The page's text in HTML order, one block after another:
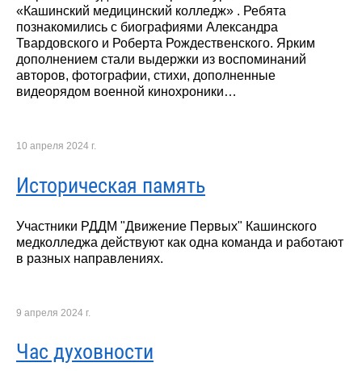
«Кашинский медицинский колледж» . Ребята
познакомились с биографиями Александра
Твардовского и Роберта Рождественского. Ярким
дополнением стали выдержки из воспоминаний
авторов, фотографии, стихи, дополненные
видеорядом военной кинохроники…
10 апреля 2024 г.
Историческая память
Участники РДДМ "Движение Первых" Кашинского
медколледжа действуют как одна команда и работают
в разных направлениях.
9 апреля 2024 г.
Час духовности